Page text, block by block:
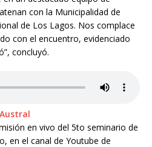
con la Municipalidad de
de Los Lagos. Nos complace
con el encuentro, evidenciado
concluyó.
en vivo del 5to seminario de
en el canal de Youtube de